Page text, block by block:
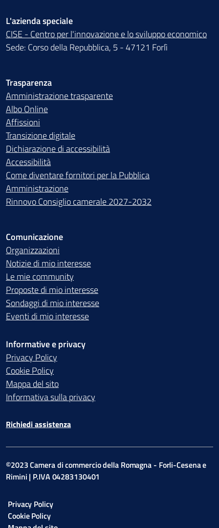
L'azienda speciale
CISE - Centro per l'innovazione e lo sviluppo economico
Sede: Corso della Repubblica, 5 - 47121 Forlì
Trasparenza
Amministrazione trasparente
Albo Online
Affissioni
Transizione digitale
Dichiarazione di accessibilità
Accessibilità
Come diventare fornitori per la Pubblica
Amministrazione
Rinnovo Consiglio camerale 2027-2032
Comunicazione
Organizzazioni
Notizie di mio interesse
Le mie community
Proposte di mio interesse
Sondaggi di mio interesse
Eventi di mio interesse
Informative e privacy
Privacy Policy
Cookie Policy
Mappa del sito
Informativa sulla privacy
Richiedi assistenza
©2023 Camera di commercio della Romagna - Forli-Cesena e
Rimini | P.IVA 04283130401
Privacy Policy
Cookie Policy